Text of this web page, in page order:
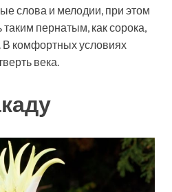
слова и мелодии, при этом
пернатым, как сорока,
В комфортных условиях
века.